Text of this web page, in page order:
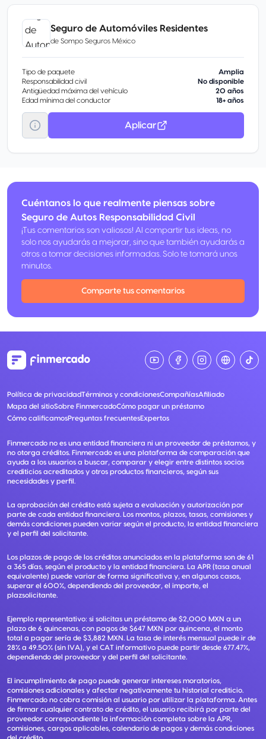
Seguro de Automóviles Residentes
de Sompo Seguros México
Tipo de paquete
Amplia
Responsabilidad civil
No disponible
Antigüedad máxima del vehículo
20 años
Edad mínima del conductor
18+ años
Aplicar
Cuéntanos lo que realmente piensas sobre
Seguro de Autos Responsabilidad Civil
¡Tus comentarios son valiosos! Al compartir tus ideas, no
solo nos ayudarás a mejorar, sino que también ayudarás a
otros a tomar decisiones informadas. Solo te tomará unos
minutos.
Comparte tus comentarios
Política de privacidadTérminos y condicionesCompañíasAfiliado
Mapa del sitioSobre FinmercadoCómo pagar un préstamo
Cómo calificamosPreguntas frecuentesExpertos
Finmercado no es una entidad financiera ni un proveedor de préstamos, y
no otorga créditos. Finmercado es una plataforma de comparación que
ayuda a los usuarios a buscar, comparar y elegir entre distintos socios
crediticios acreditados y otros productos financieros, según sus
necesidades y perfil.
La aprobación del crédito está sujeta a evaluación y autorización por
parte de cada entidad financiera. Los montos, plazos, tasas, comisiones y
demás condiciones pueden variar según el producto, la entidad financiera
y el perfil del solicitante.
Los plazos de pago de los créditos anunciados en la plataforma son de 61
a 365 días, según el producto y la entidad financiera. La APR (tasa anual
equivalente) puede variar de forma significativa y, en algunos casos,
superar el 600%, dependiendo del proveedor, el importe, el
plazsolicitante.
Ejemplo representativo: si solicitas un préstamo de $2,000 MXN a un
plazo de 6 quincenas, con pagos de $647 MXN por quincena, el monto
total a pagar sería de $3,882 MXN. La tasa de interés mensual puede ir de
28% a 49.50% (sin IVA), y el CAT informativo puede partir desde 677.47%,
dependiendo del proveedor y del perfil del solicitante.
El incumplimiento de pago puede generar intereses moratorios,
comisiones adicionales y afectar negativamente tu historial crediticio.
Finmercado no cobra comisión al usuario por utilizar la plataforma. Antes
de firmar cualquier contrato de crédito, el usuario recibirá por parte del
proveedor correspondiente la información completa sobre la APR,
comisiones, cargos aplicables, calendario de pagos y demás condiciones